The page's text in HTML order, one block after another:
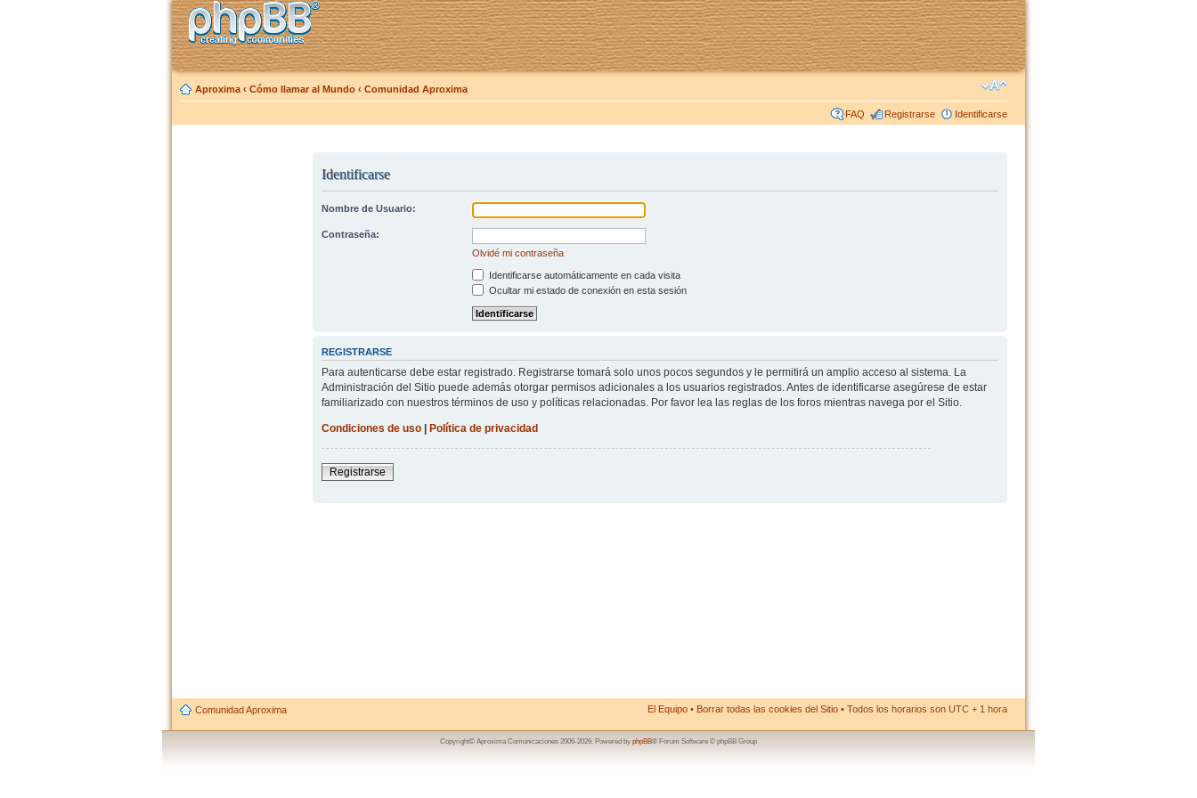
Aproxima ‹ Cómo llamar al Mundo ‹ Comunidad Aproxima
FAQ Registrarse Identificarse
Identificarse
Nombre de Usuario:
Contraseña:
Olvidé mi contraseña
Identificarse automáticamente en cada visita
Ocultar mi estado de conexión en esta sesión
REGISTRARSE
Para autenticarse debe estar registrado. Registrarse tomará solo unos pocos segundos y le permitirá un amplio acceso al sistema. La
Administración del Sitio puede además otorgar permisos adicionales a los usuarios registrados. Antes de identificarse asegúrese de estar
familiarizado con nuestros términos de uso y políticas relacionadas. Por favor lea las reglas de los foros mientras navega por el Sitio.
Condiciones de uso| Política de privacidad
Registrarse
Comunidad Aproxima El Equipo • Borrar todas las cookies del Sitio • Todos los horarios son UTC + 1 hora
Copyright© Aproxima Comunicaciones 2006-2026. Powered by phpBB® Forum Software © phpBB Group